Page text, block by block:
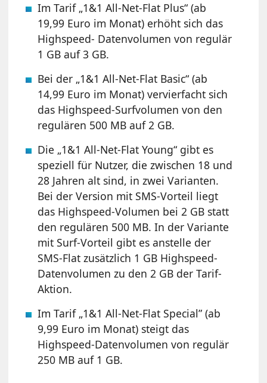
Im Tarif „1&1 All-Net-Flat Plus“ (ab
19,99 Euro im Monat) erhöht sich das
Highspeed- Datenvolumen von regulär
1 GB auf 3 GB.
Bei der „1&1 All-Net-Flat Basic“ (ab
14,99 Euro im Monat) vervierfacht sich
das Highspeed-Surfvolumen von den
regulären 500 MB auf 2 GB.
Die „1&1 All-Net-Flat Young“ gibt es
speziell für Nutzer, die zwischen 18 und
28 Jahren alt sind, in zwei Varianten.
Bei der Version mit SMS-Vorteil liegt
das Highspeed-Volumen bei 2 GB statt
den regulären 500 MB. In der Variante
mit Surf-Vorteil gibt es anstelle der
SMS-Flat zusätzlich 1 GB Highspeed-
Datenvolumen zu den 2 GB der Tarif-
Aktion.
Im Tarif „1&1 All-Net-Flat Special” (ab
9,99 Euro im Monat) steigt das
Highspeed-Datenvolumen von regulär
250 MB auf 1 GB.